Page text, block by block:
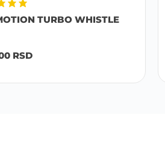
TURBO WHISTLE
RSD